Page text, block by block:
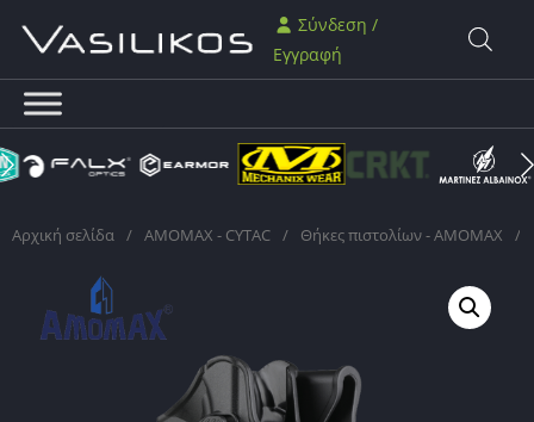
Σύνδεση /
Εγγραφή
Αρχική σελίδα / AMOMAX - CYTAC / Θήκες πιστολίων - AMOMAX /